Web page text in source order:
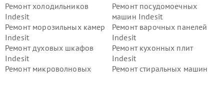
Ремонт холодильников
Indesit
Ремонт посудомоечных
машин Indesit
Ремонт морозильных камер
Indesit
Ремонт варочных панелей
Indesit
Ремонт духовых шкафов
Indesit
Ремонт кухонных плит
Indesit
Ремонт микроволновых
Ремонт стиральных машин